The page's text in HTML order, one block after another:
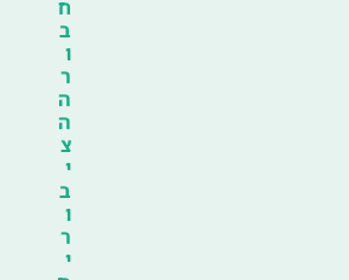
ח
ב
ו
ר
ה
ה
צ
י
ב
ו
ר
י